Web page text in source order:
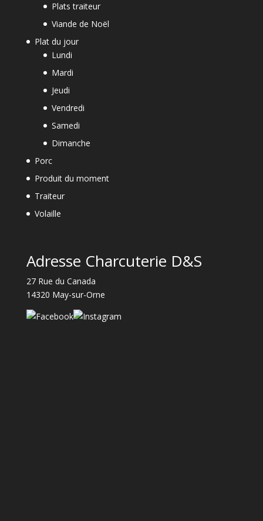
Plats traiteur
Viande de Noël
Plat du jour
Lundi
Mardi
Jeudi
Vendredi
Samedi
Dimanche
Porc
Produit du moment
Traiteur
Volaille
Adresse Charcuterie D&S
27 Rue du Canada
14320 May-sur-Orne